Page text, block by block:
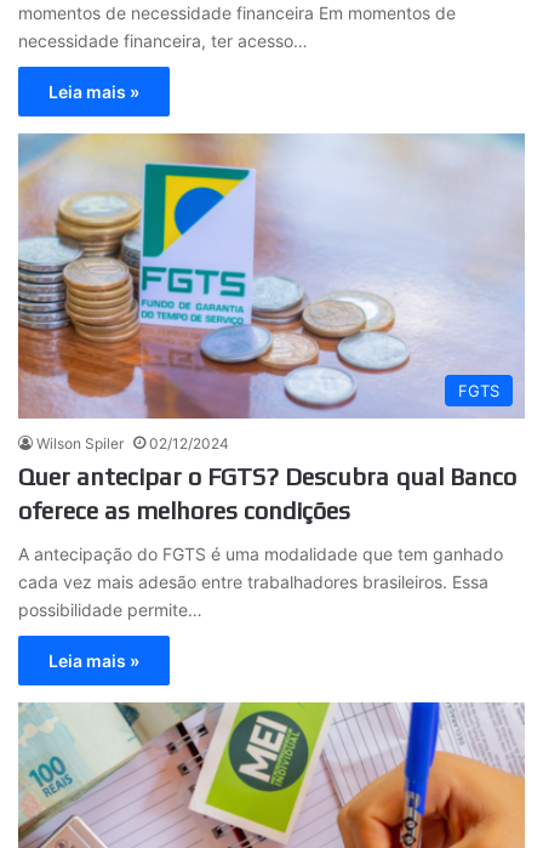
momentos de necessidade financeira Em momentos de
necessidade financeira, ter acesso…
Leia mais »
FGTS
Wilson Spiler 02/12/2024
Quer antecipar o FGTS? Descubra qual Banco
oferece as melhores condições
A antecipação do FGTS é uma modalidade que tem ganhado
cada vez mais adesão entre trabalhadores brasileiros. Essa
possibilidade permite…
Leia mais »